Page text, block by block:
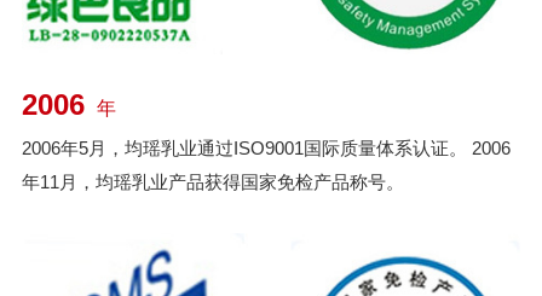
2006 年
2006年5月，均瑶乳业通过ISO9001国际质量体系认证。 2006
年11月，均瑶乳业产品获得国家免检产品称号。